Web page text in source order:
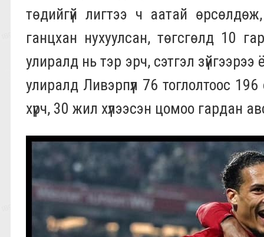
төдийгүй лигтээ ч аатай
ганцхан нухуулсан, төгсгөлд 10
улиралд нь тэр эрч, сэтгэл
улиралд Ливэрпүүл 76 тоглолтоос
хүрч, 30 жил хүлээсэн цомоо гардан